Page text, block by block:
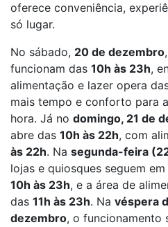
oferece conveniência,
só lugar.
No sábado, 20 de dezembro
funcionam das 10h às 23h,
alimentação e lazer opera
mais tempo e conforto para
hora. Já no domingo, 21 de
abre das 10h às 22h, com
às 22h. Na segunda-feira
lojas e quiosques seguem
10h às 23h, e a área de
das 11h às 23h. Na véspera
dezembro, o funcionamento